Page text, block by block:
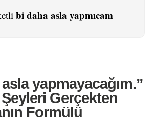
bi daha asla yapmıcam
yapmayacağım.”
Gerçekten
Formülü